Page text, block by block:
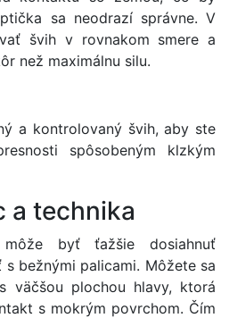
sa neodrazí správne. V
švih v rovnakom smere a
než maximálnu silu.
a kontrolovaný švih, aby ste
spôsobeným klzkým
a technika
byť ťažšie dosiahnuť
bežnými palicami. Môžete sa
väčšou plochou hlavy, ktorá
s mokrým povrchom. Čím